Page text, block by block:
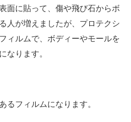
面に貼って、傷や飛び石からボ
人が増えましたが、プロテクシ
ィルムで、ボディーやモールを
なります。
るフィルムになります。